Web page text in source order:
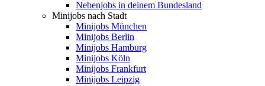
Nebenjobs in deinem Bundesland
Minijobs nach Stadt
Minijobs München
Minijobs Berlin
Minijobs Hamburg
Minijobs Köln
Minijobs Frankfurt
Minijobs Leipzig